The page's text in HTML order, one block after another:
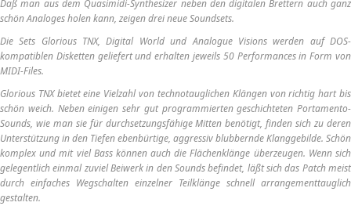
Daß man aus dem Quasimidi-Synthesizer neben den digitalen Brettern auch ganz
schön Analoges holen kann, zeigen drei neue Soundsets.
Die Sets Glorious TNX, Digital World und Analogue Visions werden auf DOS-
kompatiblen Disketten geliefert und erhalten jeweils 50 Performances in Form von
MIDI-Files.
Glorious TNX bietet eine Vielzahl von technotauglichen Klängen von richtig hart bis
schön weich. Neben einigen sehr gut programmierten geschichteten Portamento-
Sounds, wie man sie für durchsetzungsfähige Mitten benötigt, finden sich zu deren
Unterstützung in den Tiefen ebenbürtige, aggressiv blubbernde Klanggebilde. Schön
komplex und mit viel Bass können auch die Flächenklänge überzeugen. Wenn sich
gelegentlich einmal zuviel Beiwerk in den Sounds befindet, läßt sich das Patch meist
durch einfaches Wegschalten einzelner Teilklänge schnell arrangementtauglich
gestalten.